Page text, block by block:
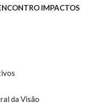
IMPACTOS
da Visão